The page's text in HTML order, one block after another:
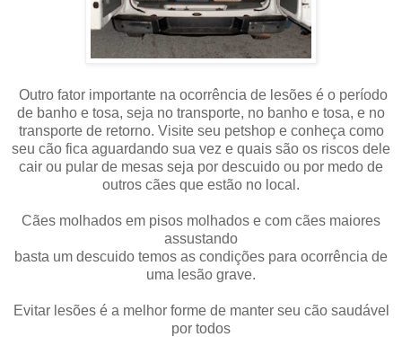
Outro fator importante na ocorrência de lesões é o período
de banho e tosa, seja no transporte, no banho e tosa, e no
transporte de retorno. Visite seu petshop e conheça como
seu cão fica aguardando sua vez e quais são os riscos dele
cair ou pular de mesas seja por descuido ou por medo de
outros cães que estão no local.
Cães molhados em pisos molhados e com cães maiores
assustando
basta um descuido temos as condições para ocorrência de
uma lesão grave.
Evitar lesões é a melhor forme de manter seu cão saudável
por todos